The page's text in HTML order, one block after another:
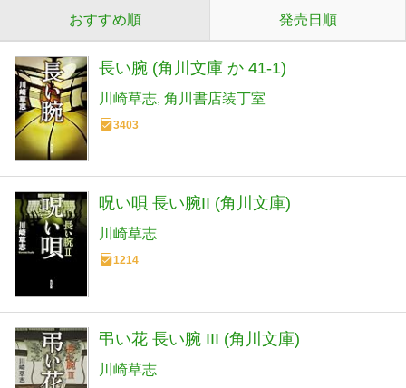
おすすめ順 発売日順
長い腕 (角川文庫 か 41-1)
川崎草志 角川書店装丁室
3403
呪い唄 長い腕II (角川文庫)
川崎草志
1214
弔い花 長い腕 III (角川文庫)
川崎草志